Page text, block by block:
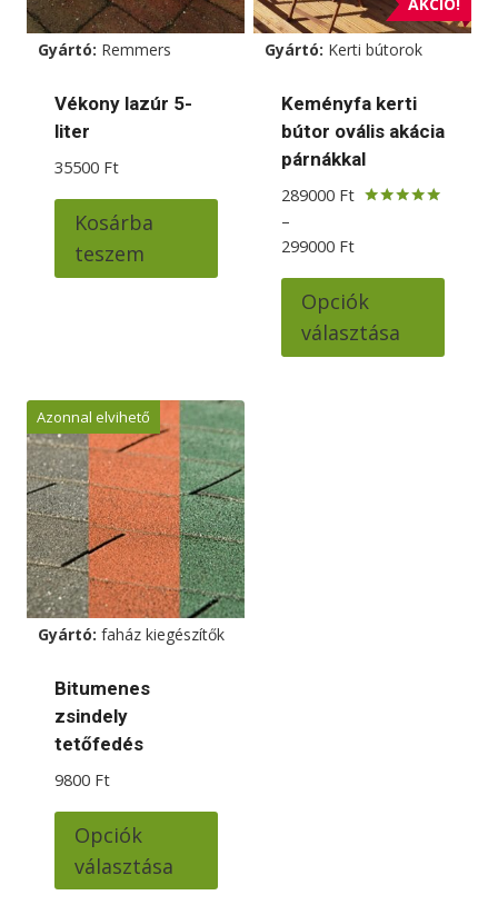
Gyártó: Remmers
Vékony lazúr 5-
liter
35500 Ft
Kosárba
teszem
Gyártó: Kerti bútorok
Keményfa kerti
bútor ovális akácia
párnákkal
289000 Ft
–
299000 FtÁrtartomány:
-
299000 Ft
Opciók
választása
Azonnal elvihető
Gyártó: faház kiegészítők
Bitumenes
zsindely
tetőfedés
9800 Ft
Opciók
választása
terméknek